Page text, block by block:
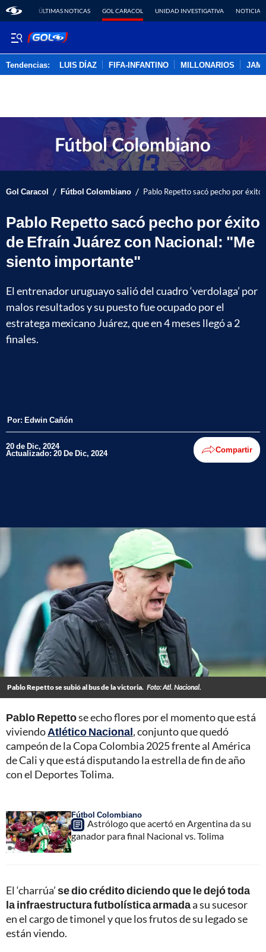
ÚLTIMAS NOTICAS GOL CARACOL UNIDAD INVESTIGATIVA NOTICIAS
Tendencias: LUIS DÍAZ FIFA-INFANTINO MILLONARIOS
Gol Caracol / Fútbol Colombiano / Pablo Repetto sacó pecho por
Pablo Repetto sacó pecho por éxito
de Efraín Juárez con Nacional: "Me
siento importante"
El entrenador uruguayo salió del cuadro ‘verdolaga’ por
malos resultados y su puesto fue ocupado por el
estratega mexicano Juárez, que en 4 meses llegó a 2
finales.
Por: Edwin Cañón
20 de Dic, 2024
Actualizado: 20 De Dic, 2024 Compartir
Pablo Repetto se subió al bus de la victoria. Foto: Atl. Nacional.
Pablo Repettose echo flores por el momento que está
viviendoAtlético Nacional, conjunto que quedó
campeón de la Copa Colombia 2025 frente al América
de Cali y que está disputando la estrella de fin de año
con el Deportes Tolima.
Fútbol Colombiano
Astrólogo que acertó en Argentina da su
ganador para final Nacional vs. Tolima
El ‘charrúa’se dio crédito diciendo que le dejó toda
la infraestructura futbolística armadaa su sucesor
en el cargo de timonel y que los frutos de su legado se
están viendo.